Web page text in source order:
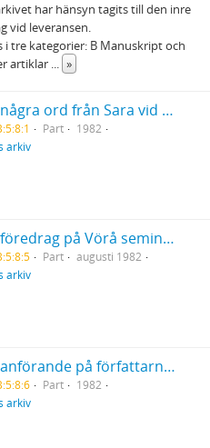
har hänsyn tagits till den inre
vid leveransen.
tre kategorier: B Manuskript och
artiklar ... »
Manuskript till några ord från Sara vid Birgit Ståhl-Nybergs jordfästning
Part
1982
arkiv
Manuskript till föredrag på Vörå seminarium
Part
augusti 1982
arkiv
Manuskript till anförande på författarnas attack i Luleå och Skellefteå 27-28/10 1982
Part
1982
arkiv